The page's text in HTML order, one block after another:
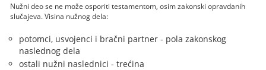
Nužni deo se ne može osporiti testamentom, osim zakonski opravdanih
slučajeva. Visina nužnog dela:
potomci, usvojenci i bračni partner - pola zakonskog
naslednog dela
ostali nužni naslednici - trećina